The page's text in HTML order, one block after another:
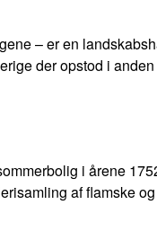
– er en
der opstod i
i årene
af flamske